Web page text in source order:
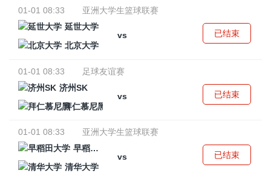
01-01 08:33
亚洲大学生篮球联赛
延世大学
vs
北京大学
已结束
01-01 08:33
足球友谊赛
济州SK
vs
拜仁慕尼黑
已结束
01-01 08:33
亚洲大学生篮球联赛
早稻田大学
vs
清华大学
已结束